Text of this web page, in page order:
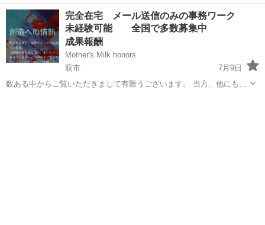
スで進められます◎ ◆お取引先への訪問・納品 社用車で決まったルー
トを回ります。 道に迷う心配もありません♪ ◆ヒアリング・社内共有
「次はこんな部品が...
山口 山陽小野田市
完全在宅 メール送信のみの事務ワーク
未経験可能 全国で多数募集中
成果報酬
Mother's Milk honors
萩市
7月9日
数ある中からご覧いただきまして有難うございます。 当方、他にもお